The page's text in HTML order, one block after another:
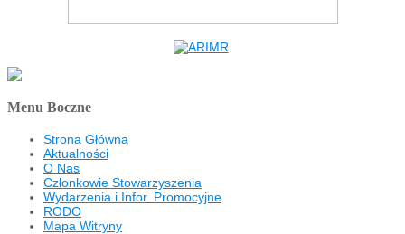
Menu Boczne
Strona Główna
Aktualności
O Nas
Członkowie Stowarzyszenia
Wydarzenia i Infor. Promocyjne
RODO
Mapa Witryny